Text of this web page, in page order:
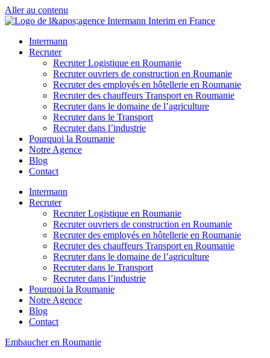
Aller au contenu
Intermann
Recruter
Recruter Logistique en Roumanie
Recruter ouvriers de construction en Roumanie
Recruter des employés en hôtellerie en Roumanie
Recruter des chauffeurs Transport en Roumanie
Recruter dans le domaine de l’agriculture
Recruter dans le Transport
Recruter dans l’industrie
Pourquoi la Roumanie
Notre Agence
Blog
Contact
Intermann
Recruter
Recruter Logistique en Roumanie
Recruter ouvriers de construction en Roumanie
Recruter des employés en hôtellerie en Roumanie
Recruter des chauffeurs Transport en Roumanie
Recruter dans le domaine de l’agriculture
Recruter dans le Transport
Recruter dans l’industrie
Pourquoi la Roumanie
Notre Agence
Blog
Contact
Embaucher en Roumanie